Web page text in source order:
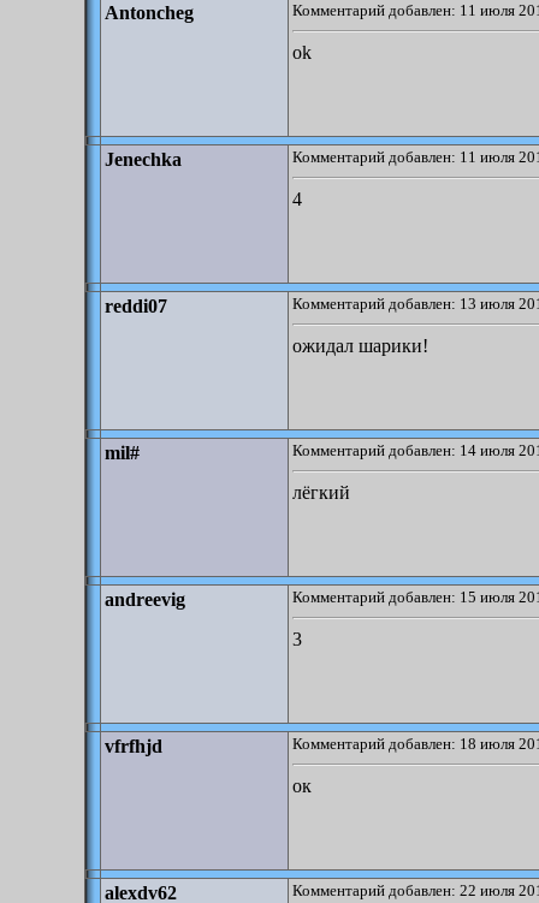
Antoncheg Комментарий добавлен: 11 июля
ok
Jenechka Комментарий добавлен: 11 июля
4
reddi07 Комментарий добавлен: 13 июля
ожидал шарики!
mil# Комментарий добавлен: 14 июля
лёгкий
andreevig Комментарий добавлен: 15 июля
3
vfrfhjd Комментарий добавлен: 18 июля
ок
alexdv62 Комментарий добавлен: 22 июля